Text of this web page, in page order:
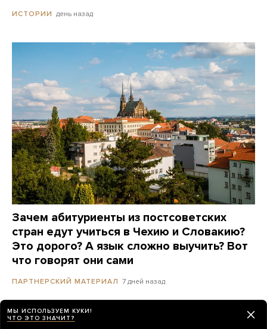
ИСТОРИИ день назад
Зачем абитуриенты из постсоветских
стран едут учиться в Чехию и Словакию?
Это дорого? А язык сложно выучить? Вот
что говорят они сами
ПАРТНЕРСКИЙ МАТЕРИАЛ 7 дней назад
МЫ ИСПОЛЬЗУЕМ КУКИ!
ЧТО ЭТО ЗНАЧИТ?